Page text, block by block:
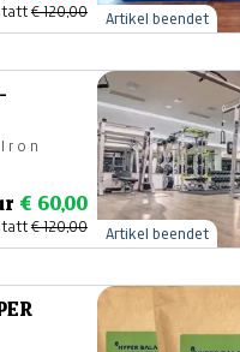
€ 120,00 Artikel beendet
€ 60,00
€ 120,00 Artikel beendet